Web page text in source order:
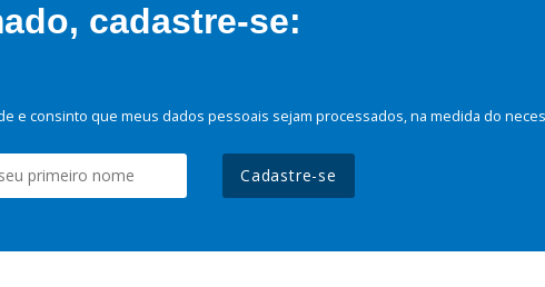
cadastre-se:
e consinto que meus dados pessoais sejam processados, na medida do
Cadastre-se